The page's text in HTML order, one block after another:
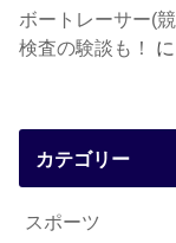
ボートレーサー(
検査の験談も！
に
カテゴリー
スポーツ